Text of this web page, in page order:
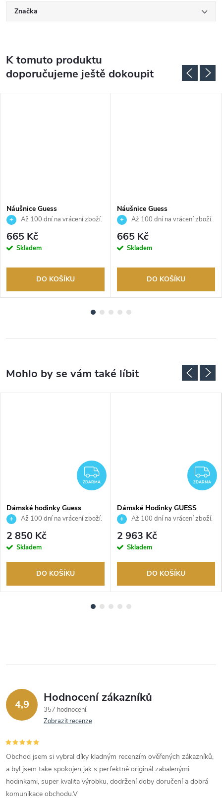
Značka
K tomuto produktu
doporučujeme ještě dokoupit
Náušnice Guess
JUBE06049JWRHT
Až 100 dní na vrácení zboží.
Autorizovaný prodejce.
665 Kč
Skladem
DO KOŠÍKU
Náušnice Guess
JUBE06233JWYGT
Až 100 dní na vrácení zboží.
Autorizovaný prodejce.
665 Kč
Skladem
DO KOŠÍKU
ZDARMA
ZDARMA
Dámské hodinky Guess
GW0655L2
Až 100 dní na vrácení zboží.
Autorizovaný prodejce.
2 850 Kč
Skladem
DO KOŠÍKU
ZDARMA
Dámské Hodinky GUESS
GW0930L2
Až 100 dní na vrácení zboží.
Autorizovaný prodejce.
2 963 Kč
Skladem
DO KOŠÍKU
4,9 Hodnocení zákazníků
357 hodnocení
Zobrazit recenze
Obchod jsem si vybral díky kladným recenzím ověřených zákazníků,
a byl jsem take spokojen jak s perfektně originál zabalenými
hodinkami, super kvalita výrobku, dodržení doby doručení a dobrá
komunikace obchodu.V